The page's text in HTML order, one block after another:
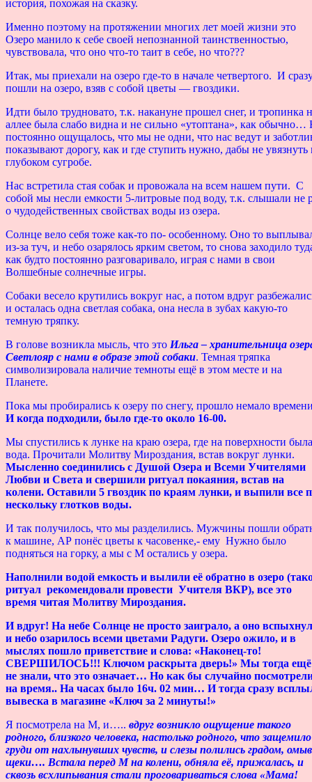
история, похожая на сказку.
Именно поэтому на протяжении многих лет моей жизни это
Озеро манило к себе своей непознанной таинственностью,
чувствовала, что оно что-то таит в себе, но что???
Итак, мы приехали на озеро где-то в начале четвертого. И
пошли на озеро, взяв с собой цветы — гвоздики.
Идти было трудновато, т.к. накануне прошел снег, и тропинка
аллее была слабо видна и не сильно «утоптана», как обычно…
постоянно ощущалось, что мы не одни, что нас ведут и
показывают дорогу, как и где ступить нужно, дабы не увязнуть
глубоком сугробе.
Нас встретила стая собак и провожала на всем нашем пути. С
собой мы несли емкости 5-литровые под воду, т.к. слышали не
о чудодейственных свойствах воды из озера.
Солнце вело себя тоже как-то по- особенному. Оно то
из-за туч, и небо озарялось ярким светом, то снова заходило
как будто постоянно разговаривало, играя с нами в свои
Волшебные солнечные игры.
Собаки весело крутились вокруг нас, а потом вдруг
и осталась одна светлая собака, она несла в зубах какую-то
темную тряпку.
В голове возникла мысль, что это Ильга – хранительница
Светлояр с нами в образе этой собаки. Темная тряпка
символизировала наличие темноты ещё в этом месте и на
Планете.
Пока мы пробирались к озеру по снегу, прошло немало
И когда подходили, было где-то около 16-00.
Мы спустились к лунке на краю озера, где на поверхности была
вода. Прочитали Молитву Мироздания, встав вокруг лунки.
Мысленно соединились с Душой Озера и Всеми Учителями
Любви и Света и свершили ритуал покаяния, встав на
колени. Оставили 5 гвоздик по краям лунки, и выпили все
нескольку глотков воды.
И так получилось, что мы разделились. Мужчины пошли
к машине, АР понёс цветы к часовенке,- ему Нужно было
подняться на горку, а мы с М остались у озера.
Наполнили водой емкость и вылили её обратно в озеро
ритуал рекомендовали провести Учителя ВКР), все это
время читая Молитву Мироздания.
И вдруг! На небе Солнце не просто заиграло, а оно
и небо озарилось всеми цветами Радуги. Озеро ожило, и в
мыслях пошло приветствие и слова: «Наконец-то!
СВЕРШИЛОСЬ!!! Ключом раскрыта дверь!» Мы тогда ещё
не знали, что это означает… Но как бы случайно
на время.. На часах было 16ч. 02 мин… И тогда сразу
вывеска в магазине «Ключ за 2 минуты!»
Я посмотрела на М, и….. вдруг возникло ощущение такого
родного, близкого человека, настолько родного, что
груди от нахлынувших чувств, и слезы полились градом,
щеки…. Встала перед М на колени, обняла её, прижалась, и
сквозь всхлипывания стали проговариваться слова «Мама!